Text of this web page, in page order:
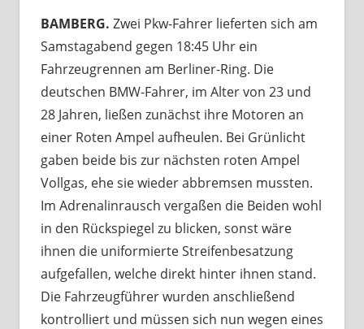
BAMBERG. Zwei Pkw-Fahrer lieferten sich am
Samstagabend gegen 18:45 Uhr ein
Fahrzeugrennen am Berliner-Ring. Die
deutschen BMW-Fahrer, im Alter von 23 und
28 Jahren, ließen zunächst ihre Motoren an
einer Roten Ampel aufheulen. Bei Grünlicht
gaben beide bis zur nächsten roten Ampel
Vollgas, ehe sie wieder abbremsen mussten.
Im Adrenalinrausch vergaßen die Beiden wohl
in den Rückspiegel zu blicken, sonst wäre
ihnen die uniformierte Streifenbesatzung
aufgefallen, welche direkt hinter ihnen stand.
Die Fahrzeugführer wurden anschließend
kontrolliert und müssen sich nun wegen eines